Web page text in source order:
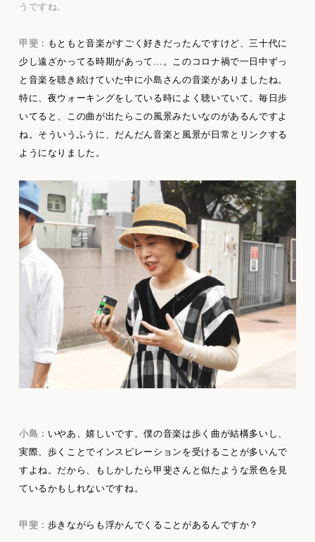
うですね。
甲斐： もともと音楽がすごく好きだったんですけど、三十代に
少し遠ざかってる時期があって…。このコロナ禍で一日中ずっ
と音楽を聴き続けていた中に小島さんの音楽がありましたね。
特に、夜ウォーキングをしている時によく聴いていて。毎日歩
いてると、この曲が出たらこの風景みたいなのがあるんですよ
ね。そういうふうに、だんだん音楽と風景が日常とリンクする
ようになりました。
小島： いやあ、嬉しいです。僕の音楽は歩く曲が結構多いし、
実際、歩くことでインスピレーションを受けることが多いんで
すよね。だから、もしかしたら甲斐さんと似たような景色を見
ているかもしれないですね。
甲斐： 歩きながらも浮かんでくることがあるんですか？